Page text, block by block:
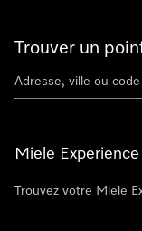
Trouver un
Miele
Trouvez votre Miele